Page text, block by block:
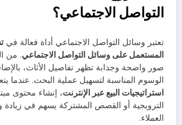
التواصل الاجتماعي؟
تعتبر وسائل التواصل الاجتماعي أداة فعالة في
المستعمل على وسائل التواصل الاجتماعي. من
صور واضحة وجذابة تظهر تفاصيل الأثاث،
الوسوم المناسبة لتسهيل عملية البحث. عندما
استراتيجيات البيع عبر الإنترنت، إنشاء محتوى
الترويجية أو القصص المشتركة يسهم في
العملاء.